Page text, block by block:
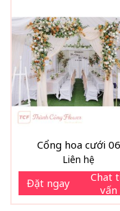
Cổng hoa cưới 06
Liên hệ
Đặt ngay
Chat
vấn